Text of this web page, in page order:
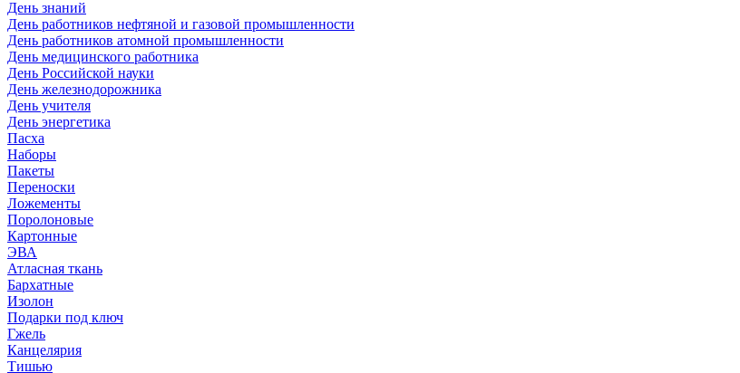
День знаний
День работников нефтяной и газовой промышленности
День работников атомной промышленности
День медицинского работника
День Российской науки
День железнодорожника
День учителя
День энергетика
Пасха
Наборы
Пакеты
Переноски
Ложементы
Поролоновые
Картонные
ЭВА
Атласная ткань
Бархатные
Изолон
Подарки под ключ
Гжель
Канцелярия
Тишью